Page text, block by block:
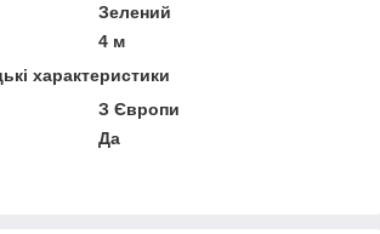
Зелений
4 м
характеристики
З Європи
Да